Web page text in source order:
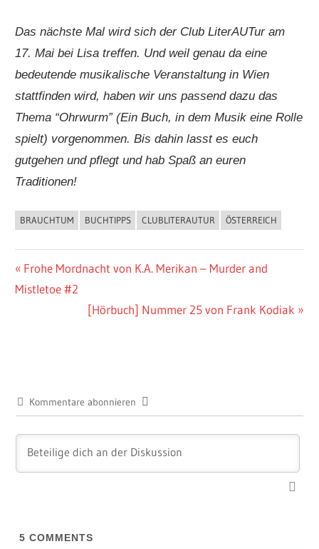
Das nächste Mal wird sich der Club LiterAUTur am
17. Mai bei Lisa treffen. Und weil genau da eine
bedeutende musikalische Veranstaltung in Wien
stattfinden wird, haben wir uns passend dazu das
Thema “Ohrwurm” (Ein Buch, in dem Musik eine Rolle
spielt) vorgenommen. Bis dahin lasst es euch
gutgehen und pflegt und hab Spaß an euren
Traditionen!
BUCHIGES
BRAUCHTUM BUCHTIPPS CLUBLITERAUTUR ÖSTERREICH
Beitragsnavigation
Vorheriger
Beitrag:
Frohe Mordnacht von K.A. Merikan – Murder and
Mistletoe #2
Nächster
[Hörbuch] Nummer 25 von Frank Kodiak
Kommentare abonnieren
5 COMMENTS